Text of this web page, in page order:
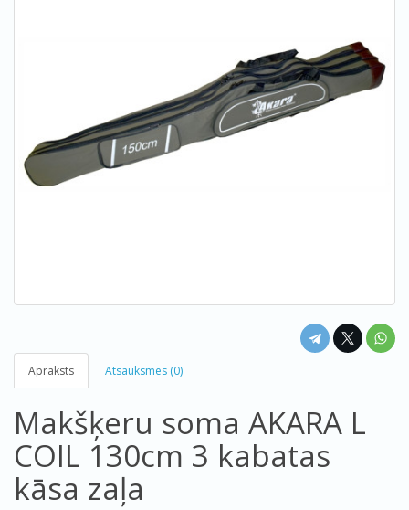
Apraksts Atsauksmes (0)
Makšķeru soma AKARA L
COIL 130cm 3 kabatas
kāsa zaļa